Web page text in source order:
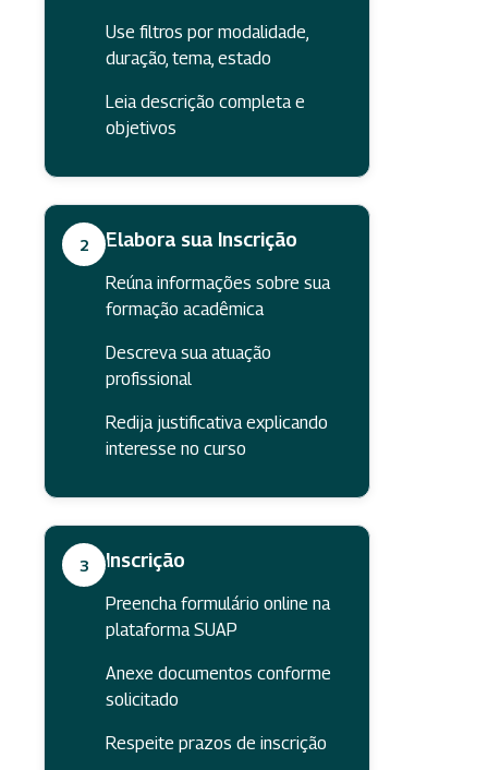
Use filtros por modalidade,
duração, tema, estado
Leia descrição completa e
objetivos
2 Elabora sua Inscrição
Reúna informações sobre sua
formação acadêmica
Descreva sua atuação
profissional
Redija justificativa explicando
interesse no curso
3 Inscrição
Preencha formulário online na
plataforma SUAP
Anexe documentos conforme
solicitado
Respeite prazos de inscrição